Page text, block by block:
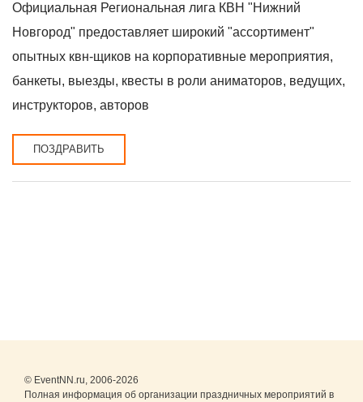
Официальная Региональная лига КВН "Нижний
Новгород" предоставляет широкий "ассортимент"
опытных квн-щиков на корпоративные мероприятия,
банкеты, выезды, квесты в роли аниматоров, ведущих,
инструкторов, авторов
ПОЗДРАВИТЬ
© EventNN.ru, 2006-2026
Полная информация об организации праздничных мероприятий в